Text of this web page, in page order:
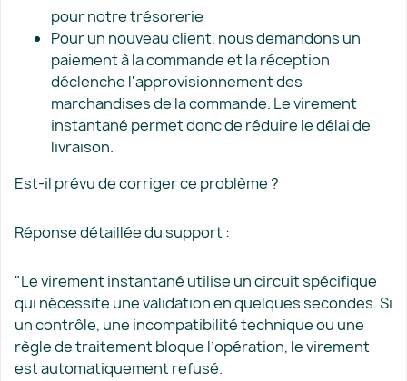
pour notre trésorerie
Pour un nouveau client, nous demandons un
paiement à la commande et la réception
déclenche l'approvisionnement des
marchandises de la commande. Le virement
instantané permet donc de réduire le délai de
livraison.
Est-il prévu de corriger ce problème ?
Réponse détaillée du support :
"Le virement instantané utilise un circuit spécifique
qui nécessite une validation en quelques secondes. Si
un contrôle, une incompatibilité technique ou une
règle de traitement bloque l’opération, le virement
est automatiquement refusé.